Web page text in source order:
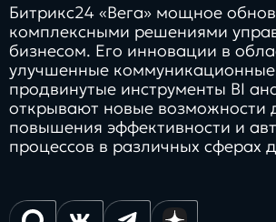
Битрикс24 «Вега» мощное
комплексными решениями
бизнесом. Его инновации в
улучшенные
продвинутые инструменты BI
открывают новые возможности
повышения эффективности и
процессов в различных сферах